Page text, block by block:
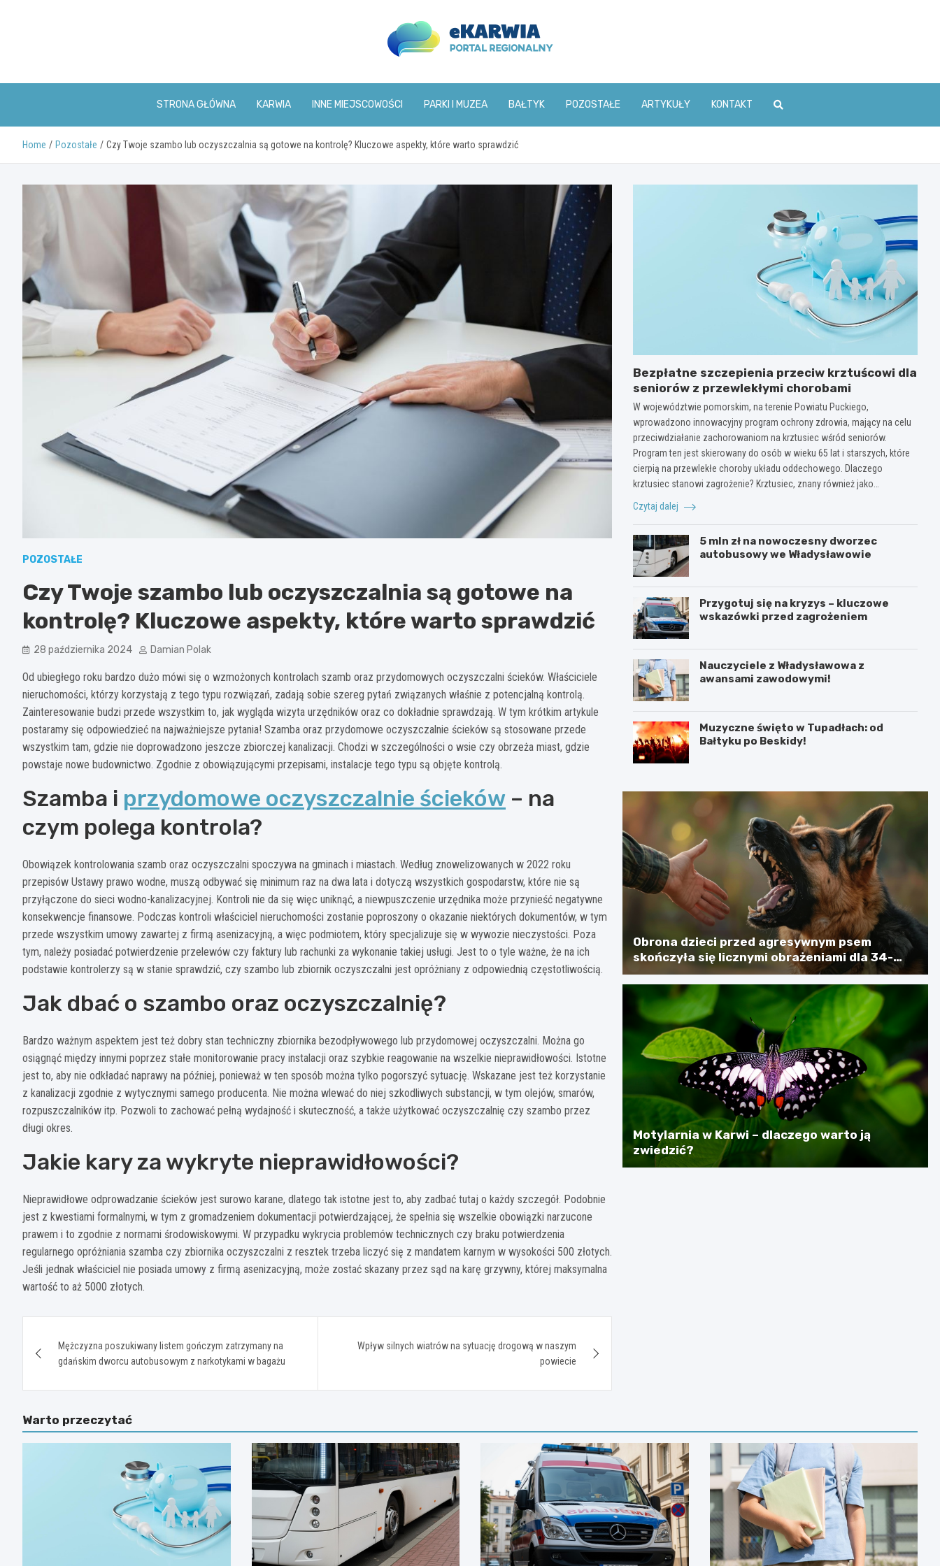
www.ekarwia.pl
STRONA GŁÓWNA KARWIA INNE MIEJSCOWOŚCI PARKI I MUZEA BAŁTYK POZOSTAŁE ARTYKUŁY KONTAKT
Home Pozostałe Czy Twoje szambo lub oczyszczalnia są gotowe na kontrolę? Kluczowe aspekty, które warto sprawdzić
POZOSTAŁE
Czy Twoje szambo lub oczyszczalnia są gotowe na
kontrolę? Kluczowe aspekty, które warto sprawdzić
28 października 2024 Damian Polak
Od ubiegłego roku bardzo dużo mówi się o wzmożonych kontrolach szamb oraz przydomowych oczyszczalni ścieków. Właściciele
nieruchomości, którzy korzystają z tego typu rozwiązań, zadają sobie szereg pytań związanych właśnie z potencjalną kontrolą.
Zainteresowanie budzi przede wszystkim to, jak wygląda wizyta urzędników oraz co dokładnie sprawdzają. W tym krótkim artykule
postaramy się odpowiedzieć na najważniejsze pytania! Szamba oraz przydomowe oczyszczalnie ścieków są stosowane przede
wszystkim tam, gdzie nie doprowadzono jeszcze zbiorczej kanalizacji. Chodzi w szczególności o wsie czy obrzeża miast, gdzie
powstaje nowe budownictwo. Zgodnie z obowiązującymi przepisami, instalacje tego typu są objęte kontrolą.
Szamba i przydomowe oczyszczalnie ścieków – na
czym polega kontrola?
Obowiązek kontrolowania szamb oraz oczyszczalni spoczywa na gminach i miastach. Według znowelizowanych w 2022 roku
przepisów Ustawy prawo wodne, muszą odbywać się minimum raz na dwa lata i dotyczą wszystkich gospodarstw, które nie są
przyłączone do sieci wodno-kanalizacyjnej. Kontroli nie da się więc uniknąć, a niewpuszczenie urzędnika może przynieść negatywne
konsekwencje finansowe. Podczas kontroli właściciel nieruchomości zostanie poproszony o okazanie niektórych dokumentów, w tym
przede wszystkim umowy zawartej z firmą asenizacyjną, a więc podmiotem, który specjalizuje się w wywozie nieczystości. Poza
tym, należy posiadać potwierdzenie przelewów czy faktury lub rachunki za wykonanie takiej usługi. Jest to o tyle ważne, że na ich
podstawie kontrolerzy są w stanie sprawdzić, czy szambo lub zbiornik oczyszczalni jest opróżniany z odpowiednią częstotliwością.
Jak dbać o szambo oraz oczyszczalnię?
Bardzo ważnym aspektem jest też dobry stan techniczny zbiornika bezodpływowego lub przydomowej oczyszczalni. Można go
osiągnąć między innymi poprzez stałe monitorowanie pracy instalacji oraz szybkie reagowanie na wszelkie nieprawidłowości. Istotne
jest to, aby nie odkładać naprawy na później, ponieważ w ten sposób można tylko pogorszyć sytuację. Wskazane jest też korzystanie
z kanalizacji zgodnie z wytycznymi samego producenta. Nie można wlewać do niej szkodliwych substancji, w tym olejów, smarów,
rozpuszczalników itp. Pozwoli to zachować pełną wydajność i skuteczność, a także użytkować oczyszczalnię czy szambo przez
długi okres.
Jakie kary za wykryte nieprawidłowości?
Nieprawidłowe odprowadzanie ścieków jest surowo karane, dlatego tak istotne jest to, aby zadbać tutaj o każdy szczegół. Podobnie
jest z kwestiami formalnymi, w tym z gromadzeniem dokumentacji potwierdzającej, że spełnia się wszelkie obowiązki narzucone
prawem i to zgodnie z normami środowiskowymi. W przypadku wykrycia problemów technicznych czy braku potwierdzenia
regularnego opróżniania szamba czy zbiornika oczyszczalni z resztek trzeba liczyć się z mandatem karnym w wysokości 500 złotych.
Jeśli jednak właściciel nie posiada umowy z firmą asenizacyjną, może zostać skazany przez sąd na karę grzywny, której maksymalna
wartość to aż 5000 złotych.
wpisuMężczyzna poszukiwany listem gończym zatrzymany na
gdańskim dworcu autobusowym z narkotykami w bagażu
Wpływ silnych wiatrów na sytuację drogową w naszym
powiecie
Bezpłatne szczepienia przeciw krztuścowi dla
seniorów z przewlekłymi chorobami
W województwie pomorskim, na terenie Powiatu Puckiego,
wprowadzono innowacyjny program ochrony zdrowia, mający na celu
przeciwdziałanie zachorowaniom na krztusiec wśród seniorów.
Program ten jest skierowany do osób w wieku 65 lat i starszych, które
cierpią na przewlekłe choroby układu oddechowego. Dlaczego
krztusiec stanowi zagrożenie? Krztusiec, znany również jako…
Czytaj dalej
5 mln zł na nowoczesny dworzec
autobusowy we Władysławowie
Przygotuj się na kryzys – kluczowe
wskazówki przed zagrożeniem
Nauczyciele z Władysławowa z
awansami zawodowymi!
Muzyczne święto w Tupadłach: od
Bałtyku po Beskidy!
Obrona dzieci przed agresywnym psem
skończyła się licznymi obrażeniami dla 34-
latki
Motylarnia w Karwi – dlaczego warto ją
zwiedzić?
Warto przeczytać